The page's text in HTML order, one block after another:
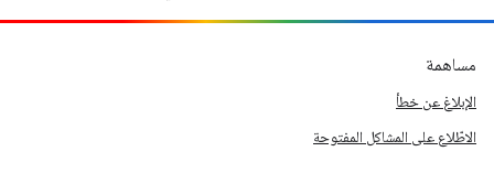
مساهمة
الإبلاغ عن خطأ
الاطّلاع على المشاكل المفتوحة